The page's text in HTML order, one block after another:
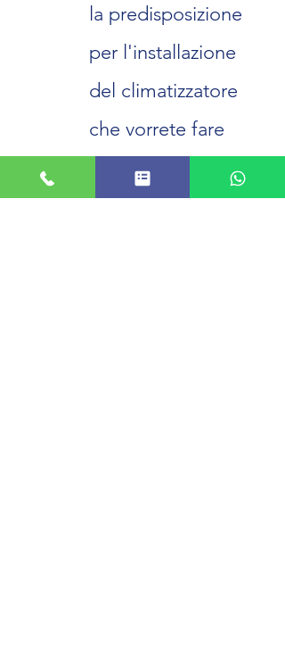
la predisposizione
per l'installazione
del climatizzatore
che vorrete fare
installare da Digital
Impianti basterà